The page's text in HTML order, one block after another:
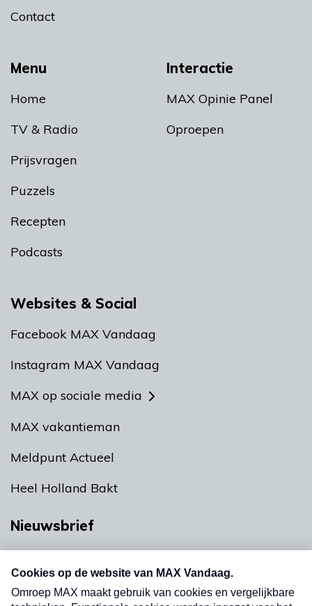
Menu
Home
TV & Radio
Prijsvragen
Puzzels
Recepten
Podcasts
Interactie
MAX Opinie Panel
Oproepen
Contact
Websites & Social
Facebook MAX Vandaag
Instagram MAX Vandaag
MAX op sociale media
MAX vakantieman
Meldpunt Actueel
Heel Holland Bakt
Nieuwsbrief
nieuwsbrief. Elke vrijdag- en dinsdagochtend in
uw mailbox.